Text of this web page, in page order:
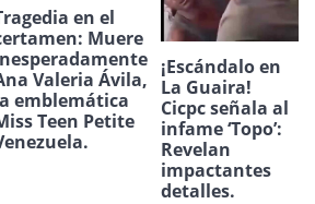
en el
Muere
Valeria Ávila,
emblemática
Teen Petite
¡Escándalo en
La Guaira!
Cicpc señala al
infame ‘Topo’:
Revelan
impactantes
detalles.